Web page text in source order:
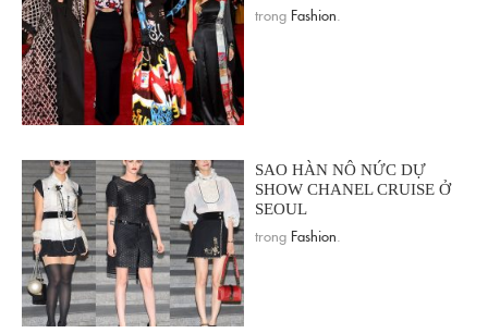
trong Fashion
SAO HÀN NÔ NỨC DỰ
SHOW CHANEL CRUISE Ở
SEOUL
trong Fashion